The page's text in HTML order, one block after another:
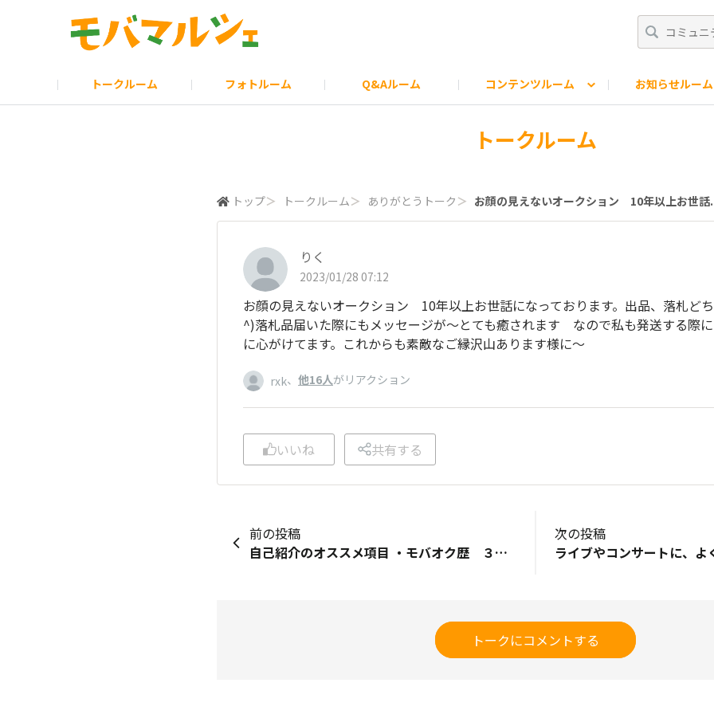
トークルーム フォトルーム Q&Aルーム コンテンツルーム お知らせルーム
トークルーム
トップ＞ トークルーム＞ ありがとうトーク ＞ お顔の見えないオークション 10年以上お世話
りく
2023/01/28 07:12
お顔の見えないオークション 10年以上お世話になっております。出品、落札ど
^)落札品届いた際にもメッセージが〜とても癒されます なので私も発送する際
に心がけてます。これからも素敵なご縁沢山あります様に〜
rxk、 他16人がリアクション
いいね 共有する
前の投稿
自己紹介のオススメ項目 ・モバオク歴 ３年くらい ・好きなモノ スマホのゲーム
次の投稿
トークにコメントする